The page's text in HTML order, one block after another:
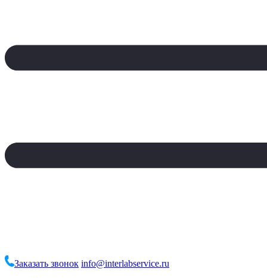
Заказать звонок info@interlabservice.ru